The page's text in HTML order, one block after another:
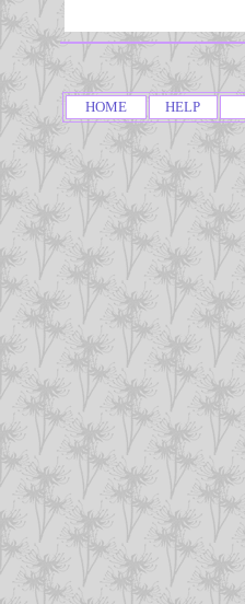
HOME HELP